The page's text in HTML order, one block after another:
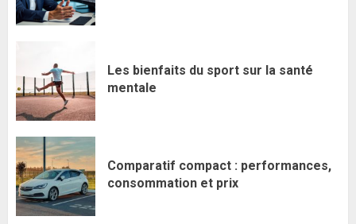
Les bienfaits du sport sur la santé
mentale
Comparatif compact : performances,
consommation et prix